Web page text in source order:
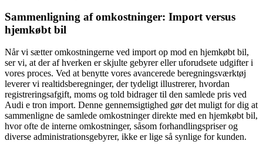
Sammenligning af omkostninger: Import versus
hjemkøbt bil
Når vi sætter omkostningerne ved import op mod en hjemkøbt bil,
ser vi, at der af hverken er skjulte gebyrer eller uforudsete udgifter i
vores proces. Ved at benytte vores avancerede beregningsværktøj
leverer vi realtidsberegninger, der tydeligt illustrerer, hvordan
registreringsafgift, moms og told bidrager til den samlede pris ved
Audi e tron import. Denne gennemsigtighed gør det muligt for dig at
sammenligne de samlede omkostninger direkte med en hjemkøbt bil,
hvor ofte de interne omkostninger, såsom forhandlingspriser og
diverse administrationsgebyrer, ikke er lige så synlige for kunden.